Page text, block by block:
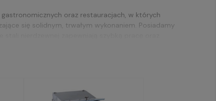
oraz restauracjach, w których
się solidnym, trwałym wykonaniem. Posiadamy